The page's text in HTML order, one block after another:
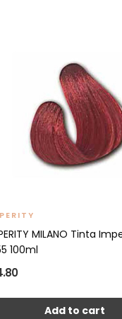
MILANO Tinta
100ml
Add to cart